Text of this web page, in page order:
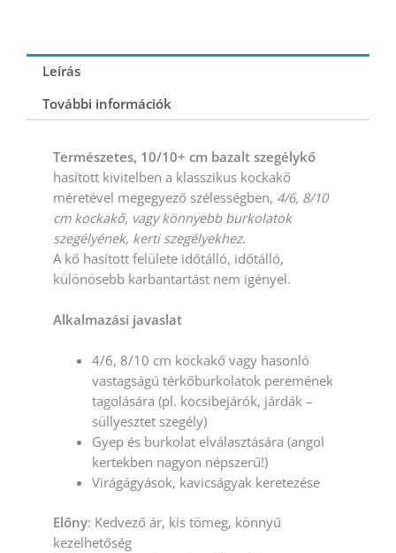
Leírás
További információk
Természetes, 10/10+ cm bazalt szegélykő
hasított kivitelben a klasszikus kockakő
méretével megegyező szélességben, 4/6, 8/10
cm kockakő, vagy könnyebb burkolatok
szegélyének, kerti szegélyekhez.
A kő hasított felülete időtálló, időtálló,
különösebb karbantartást nem igényel.
Alkalmazási javaslat
4/6, 8/10 cm kockakő vagy hasonló
vastagságú térkőburkolatok peremének
tagolására (pl. kocsibejárók, járdák –
süllyesztet szegély)
Gyep és burkolat elválasztására (angol
kertekben nagyon népszerű!)
Virágágyások, kavicságyak keretezése
Előny: Kedvező ár, kis tömeg, könnyű
kezelhetőség